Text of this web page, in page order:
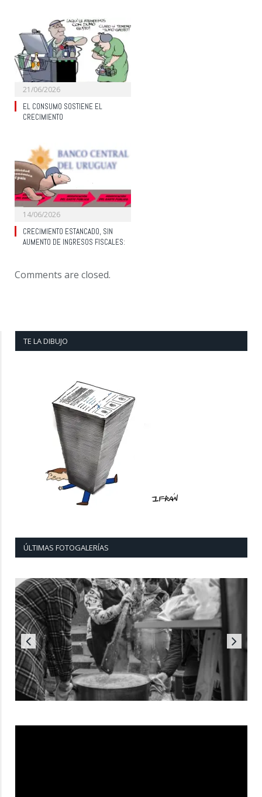
21/06/2026
EL CONSUMO SOSTIENE EL
CRECIMIENTO
14/06/2026
CRECIMIENTO ESTANCADO, SIN
AUMENTO DE INGRESOS FISCALES:
Comments are closed.
TE LA DIBUJO
ÚLTIMAS FOTOGALERÍAS